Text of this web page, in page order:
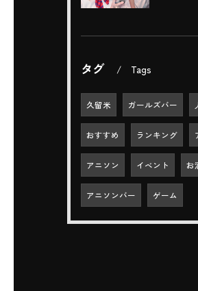
タグ Tags
久留米 ガールズバー
おすすめ ランキング
アニソン イベント お
アニソンバー ゲーム